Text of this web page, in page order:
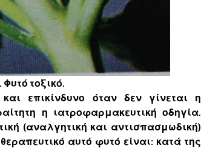
τοξικό.
επικίνδυνο όταν δεν γίνεται η
η ιατροφαρμακευτική οδηγία.
(αναλγητική και αντισπασμωδική)
αυτό φυτό είναι: κατά της